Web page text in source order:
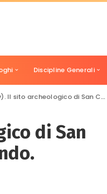
Discipline Generali
archeologico di San Clemente sta scomparendo.
di San